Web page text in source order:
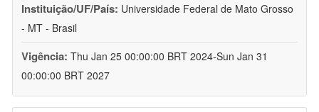
Instituição/UF/País: Universidade Federal de Mato Grosso
- MT - Brasil
Vigência: Thu Jan 25 00:00:00 BRT 2024-Sun Jan 31
00:00:00 BRT 2027